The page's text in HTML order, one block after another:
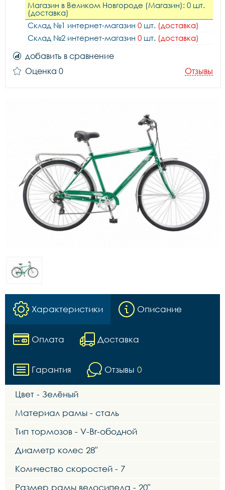
Магазин в Великом Новгороде (Магазин): 0 шт.
(доставка)
Склад №1 интернет-магазин 0 шт. (доставка)
Склад №2 интернет-магазин 0 шт. (доставка)
добавить в сравнение
Оценка 0
Отзывы
Характеристики Описание
Оплата Доставка
Гарантия Отзывы 0
Цвет - Зелёный
Материал рамы - сталь
Тип тормозов - V-Br-ободной
Диаметр колес 28"
Количество скоростей - 7
Размер рамы велосипеда - 20"